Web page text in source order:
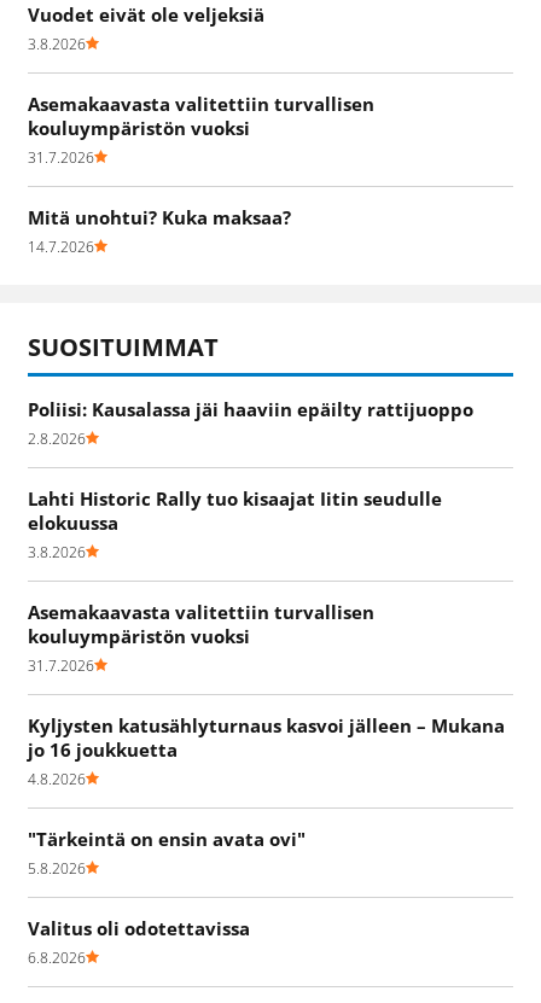
Vuodet eivät ole veljeksiä
3.8.2026
Asemakaavasta valitettiin turvallisen
kouluympäristön vuoksi
31.7.2026
Mitä unohtui? Kuka maksaa?
14.7.2026
SUOSITUIMMAT
Poliisi: Kausalassa jäi haaviin epäilty rattijuoppo
2.8.2026
Lahti Historic Rally tuo kisaajat Iitin seudulle
elokuussa
3.8.2026
Asemakaavasta valitettiin turvallisen
kouluympäristön vuoksi
31.7.2026
Kyljysten katusählyturnaus kasvoi jälleen – Mukana
jo 16 joukkuetta
4.8.2026
"Tärkeintä on ensin avata ovi"
5.8.2026
Valitus oli odotettavissa
6.8.2026